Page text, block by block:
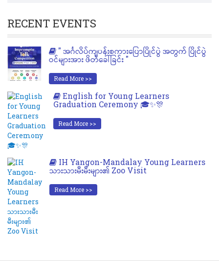
RECENT EVENTS
" အင်္ဂလိပ်ကျပန်းစကားပြောပြိုင်ပွဲ အတွက် ပြိုင်ပွဲ
ဝင်များအား ဖိတ်ခေါ်ခြင်း "
Read More >>
English for Young Learners
Graduation Ceremony 🎓✨🎊
Read More >>
IH Yangon-Mandalay Young Learners
သားသားမီးမီးများ၏ Zoo Visit
Read More >>